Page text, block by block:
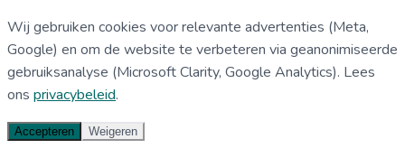
Wij gebruiken cookies voor relevante advertenties (Meta,
Google) en om de website te verbeteren via geanonimiseerde
gebruiksanalyse (Microsoft Clarity, Google Analytics). Lees
ons privacybeleid.
Accepteren Weigeren